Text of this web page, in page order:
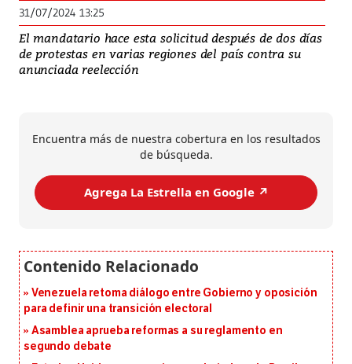
31/07/2024 13:25
El mandatario hace esta solicitud después de dos días
de protestas en varias regiones del país contra su
anunciada reelección
Encuentra más de nuestra cobertura en los resultados
de búsqueda.
Agrega La Estrella en Google ↗️
Venezuela retoma diálogo entre Gobierno y oposición
para definir una transición electoral
Asamblea aprueba reformas a su reglamento en
segundo debate